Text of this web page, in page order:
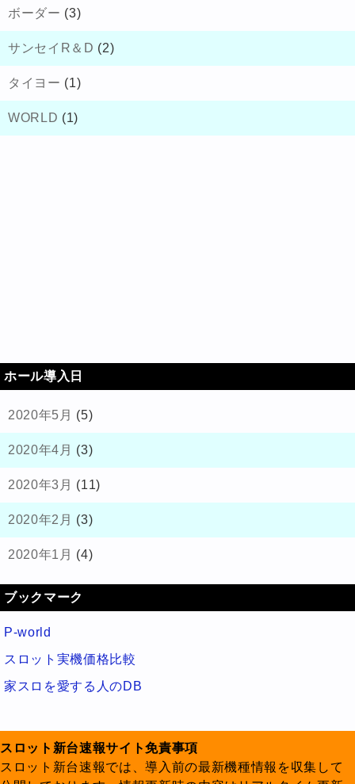
ボーダー (3)
サンセイR＆D (2)
タイヨー (1)
WORLD (1)
ホール導入日
2020年5月 (5)
2020年4月 (3)
2020年3月 (11)
2020年2月 (3)
2020年1月 (4)
ブックマーク
P-world
スロット実機価格比較
家スロを愛する人のDB
スロット新台速報サイト免責事項
スロット新台速報では、導入前の最新機種情報を収集して